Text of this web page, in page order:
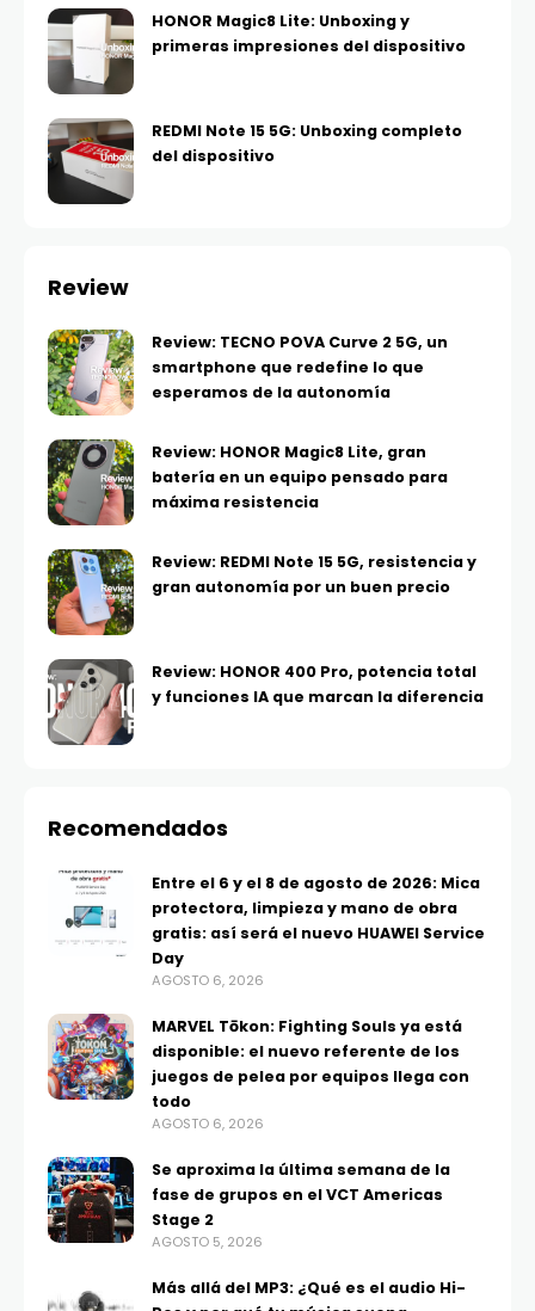
HONOR Magic8 Lite: Unboxing y
primeras impresiones del dispositivo
REDMI Note 15 5G: Unboxing completo
del dispositivo
Review
Review: TECNO POVA Curve 2 5G, un
smartphone que redefine lo que
esperamos de la autonomía
Review: HONOR Magic8 Lite, gran
batería en un equipo pensado para
máxima resistencia
Review: REDMI Note 15 5G, resistencia y
gran autonomía por un buen precio
Review: HONOR 400 Pro, potencia total
y funciones IA que marcan la diferencia
Recomendados
Entre el 6 y el 8 de agosto de 2026: Mica
protectora, limpieza y mano de obra
gratis: así será el nuevo HUAWEI Service
Day
AGOSTO 6, 2026
MARVEL Tōkon: Fighting Souls ya está
disponible: el nuevo referente de los
juegos de pelea por equipos llega con
todo
AGOSTO 6, 2026
Se aproxima la última semana de la
fase de grupos en el VCT Americas
Stage 2
AGOSTO 5, 2026
Más allá del MP3: ¿Qué es el audio Hi-